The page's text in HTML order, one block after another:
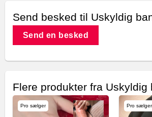
Send besked til Uskyldig
Send en besked
Flere produkter fra Uskyldig
Pro sælger Pro sælger